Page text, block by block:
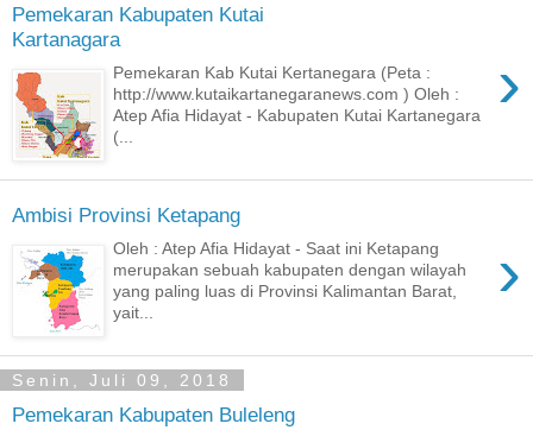
Pemekaran Kabupaten Kutai
Kartanagara
›
Pemekaran Kab Kutai Kertanegara (Peta :
http://www.kutaikartanegaranews.com ) Oleh :
Atep Afia Hidayat - Kabupaten Kutai Kartanegara
(...
Ambisi Provinsi Ketapang
›
Oleh : Atep Afia Hidayat - Saat ini Ketapang
merupakan sebuah kabupaten dengan wilayah
yang paling luas di Provinsi Kalimantan Barat,
yait...
Senin, Juli 09, 2018
Pemekaran Kabupaten Buleleng